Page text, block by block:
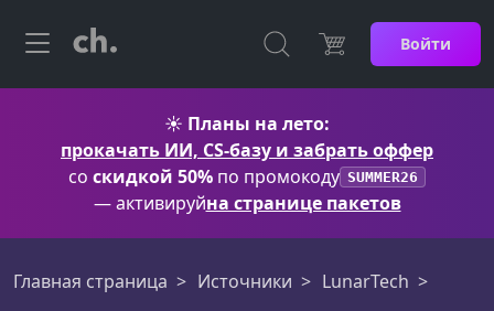
Войти
☀️ Планы на лето:
прокачать ИИ, CS-базу и забрать оффер
со скидкой 50% по промокоду SUMMER26
— активируйна странице пакетов
Главная страница Источники
LunarTech